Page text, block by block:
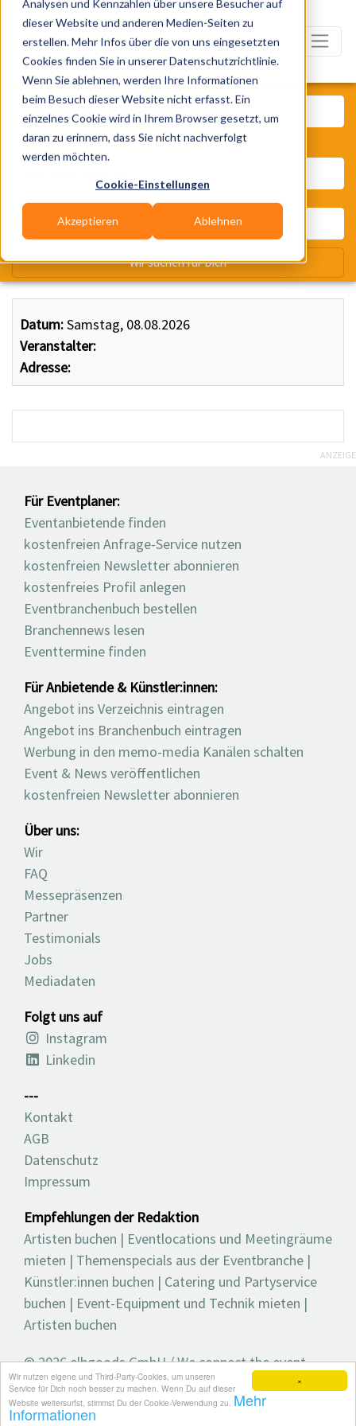
×
Wir nutzen eigene und Third-Party-Cookies, um unseren
Service für Dich noch besser zu machen. Wenn Du auf dieser
Website weitersurfst, stimmst Du der Cookie-Verwendung zu. Mehr
Informationen
Analysen und Kennzahlen über unsere Besucher auf
dieser Website und anderen Medien-Seiten zu
erstellen. Mehr Infos über die von uns eingesetzten
Cookies finden Sie in unserer Datenschutzrichtlinie.
Wenn Sie ablehnen, werden Ihre Informationen
beim Besuch dieser Website nicht erfasst. Ein
einzelnes Cookie wird in Ihrem Browser gesetzt, um
daran zu erinnern, dass Sie nicht nachverfolgt
werden möchten.
Cookie-Einstellungen
Akzeptieren Ablehnen
Datum:Samstag, 08.08.2026
Veranstalter:
Adresse:
Was? Künstler, Zelte, Bands,
Wir suchen für Dich
ANZEIGE
Für Eventplaner:
Eventanbietende finden
kostenfreien Anfrage-Service nutzen
kostenfreien Newsletter abonnieren
kostenfreies Profil anlegen
Eventbranchenbuch bestellen
Branchennews lesen
Eventtermine finden
Für Anbietende & Künstler:innen:
Angebot ins Verzeichnis eintragen
Angebot ins Branchenbuch eintragen
Werbung in den memo-media Kanälen schalten
Event & News veröffentlichen
kostenfreien Newsletter abonnieren
Über uns:
Wir
FAQ
Messepräsenzen
Partner
Testimonials
Jobs
Mediadaten
Folgt uns auf
Instagram
Linkedin
---
Kontakt
AGB
Datenschutz
Impressum
Empfehlungen der Redaktion
Artisten buchen | Eventlocations und Meetingräume
mieten | Themenspecials aus der Eventbranche |
Künstler:innen buchen | Catering und Partyservice
buchen | Event-Equipment und Technik mieten |
Artisten buchen
© 2026 elbgoods GmbH / We connect the event
industry / Medienvielfalt für die Eventplanung /
Eventbranchenbuch, Blog, Magazin und mehr